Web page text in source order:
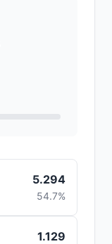
5.294
54.7%
1.129